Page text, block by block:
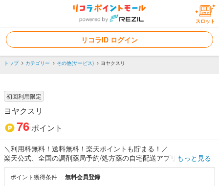
スロット
リコラID ログイン
トップ カテゴリー その他(サービス) ヨヤクスリ
初回利用限定
ヨヤクスリ
76ポイント
＼利用料無料！送料無料！楽天ポイントも貯まる！／
楽天公式、全国の調剤薬局予約/処方薬の自宅配送アプリ。
・急がないおクスリは｢薬局に寄らずに自宅に配送」でラクラク！
・当日｢薬局での受け取り｣なら事前予約で待ち時間を有効活用！
もっと見る
ポイント獲得条件 無料会員登録